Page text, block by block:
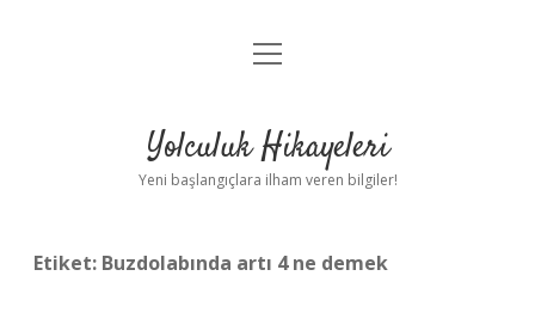
Anasayfa
Yasal Uyarı
menüyü
Yolculuk Hikayeleri
Yeni başlangıçlara ilham veren bilgiler!
Etiket: Buzdolabında artı 4 ne demek